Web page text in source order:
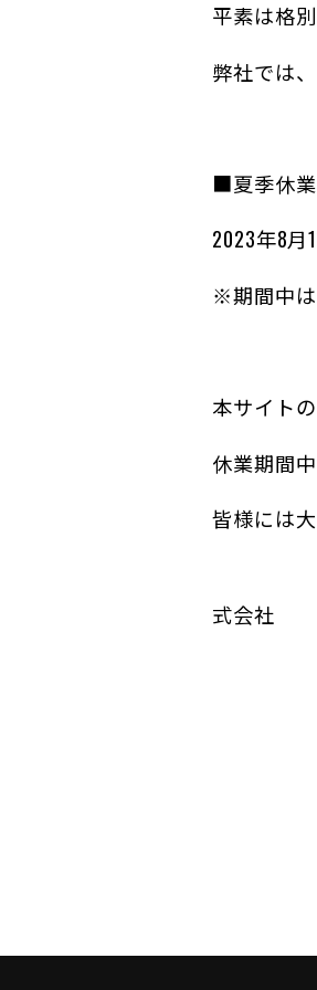
平素は格
弊社では
■夏季休
2023年8
※期間中は
本サイト
休業期間
皆様には
式会社